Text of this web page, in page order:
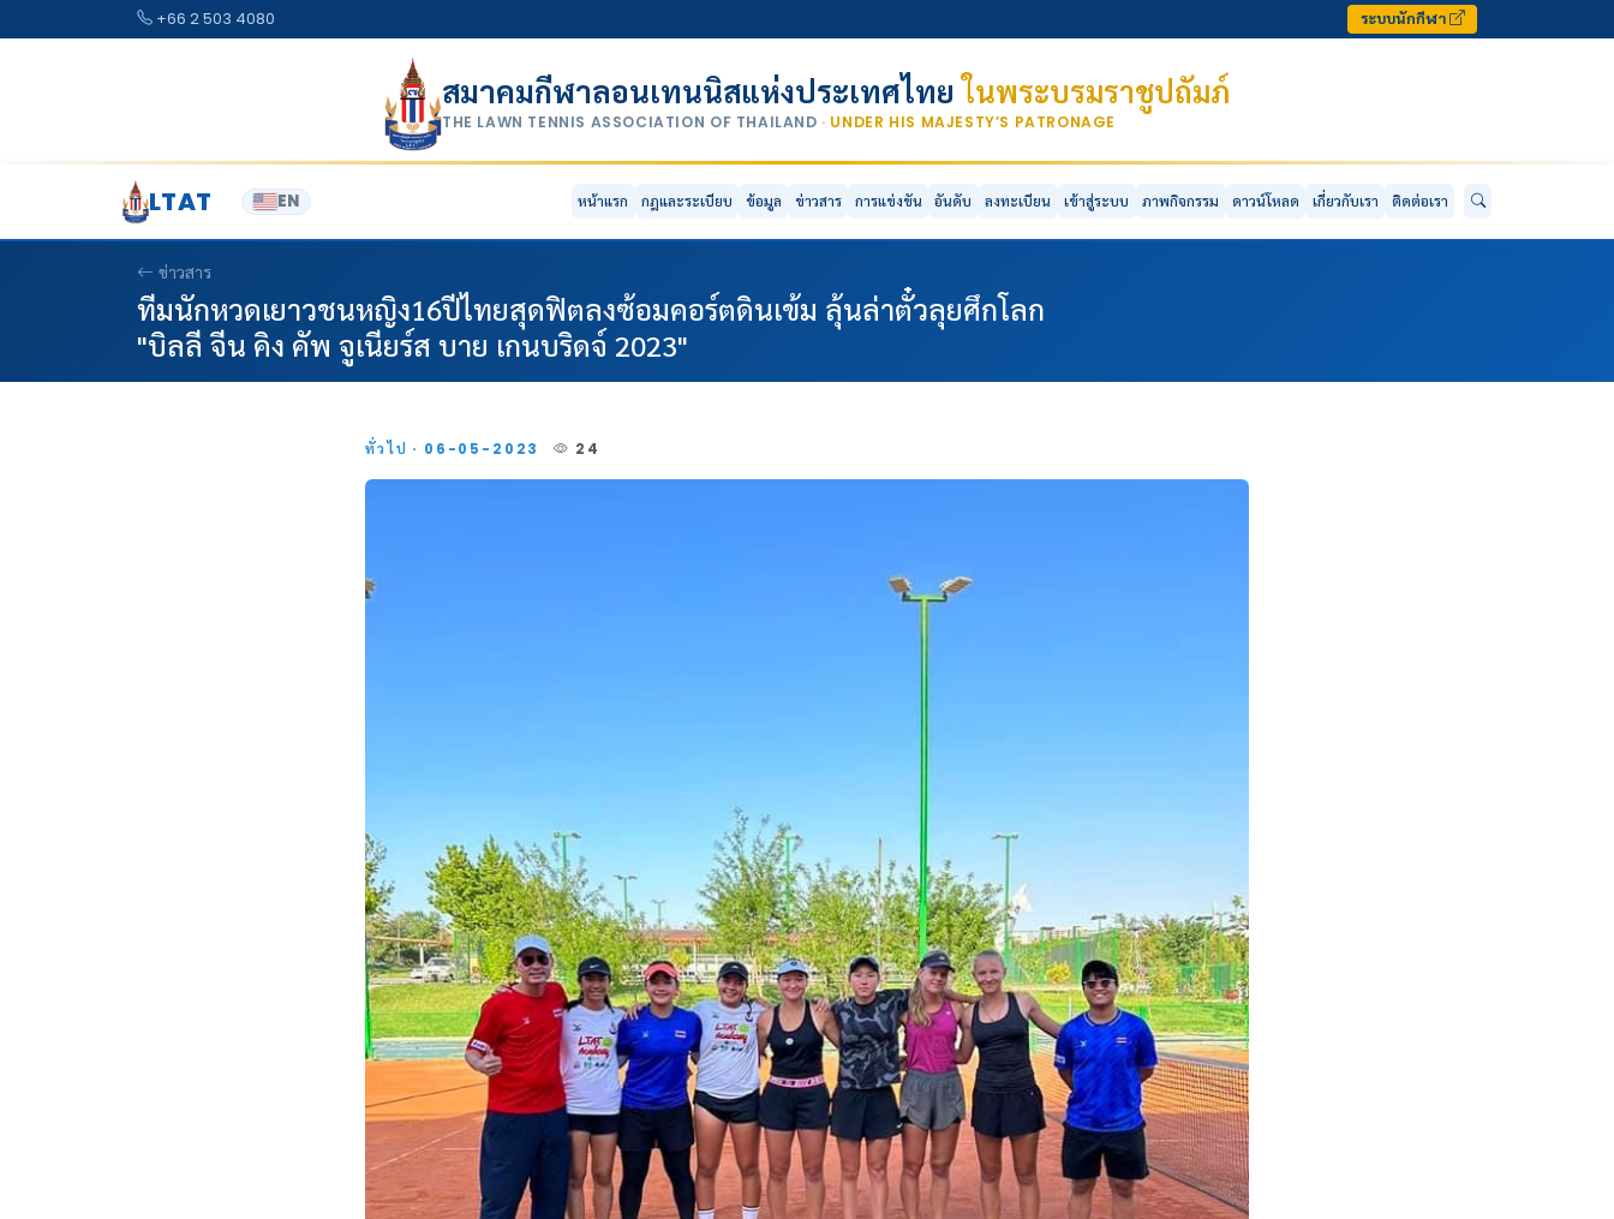
+66 2 503 4080 ระบบนักกีฬา
สมาคมกีฬาลอนเทนนิสแห่งประเทศไทยในพระบรมราชูปถัมภ์
THE LAWN TENNIS ASSOCIATION OF THAILAND · UNDER HIS MAJESTY’S PATRONAGE
LTAT EN หน้าแรก กฎและระเบียบ ข้อมูล ข่าวสาร การแข่งขัน อันดับ ลงทะเบียน เข้าสู่ระบบ ภาพกิจกรรม ดาวน์โหลด เกี่ยวกับเรา ติดต่อเรา
ข่าวสาร
ทีมนักหวดเยาวชนหญิง16ปีไทยสุดฟิตลงซ้อมคอร์ตดินเข้ม ลุ้นล่าตั๋วลุยศึกโลก
"บิลลี จีน คิง คัพ จูเนียร์ส บาย เกนบริดจ์ 2023"
ทั่วไป · 06-05-2023 24